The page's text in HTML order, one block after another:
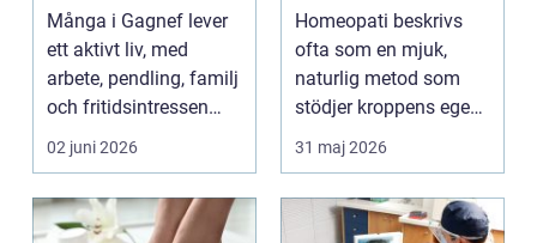
bättre hälsa
Många i Gagnef lever
ett aktivt liv, med
arbete, pendling, familj
och fritidsintressen
som ska få pl...
02 juni 2026
bättre balans
Homeopati beskrivs
ofta som en mjuk,
naturlig metod som
stödjer kroppens egen
läkningsförmåga. I
31 maj 2026